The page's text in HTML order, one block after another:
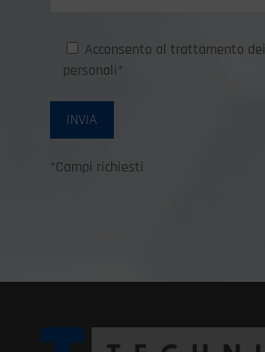
Acconsento al trattamento
personali*
INVIA
*Campi richiesti